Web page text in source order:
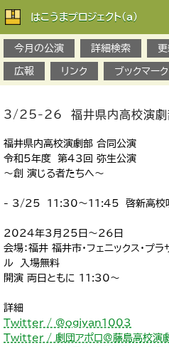
はこうまプロジェクト(a)
今月の公演
詳細検索
広報 リンク ブックマーク
3/25-26 福井県内高校演劇
福井県内高校演劇部 合同公演
令和5年度 第43回 弥生公演
～創 演じる者たちへ～
- 3/25 11:30～11:45 啓新高校吹
2024年3月25日～26日
会場：福井 福井市・フェニックス・プ
ル 入場無料
開演 両日ともに 11:30～
詳細
Twitter / @ogiyan1003
Twitter / 劇団アポロ@藤島高校演